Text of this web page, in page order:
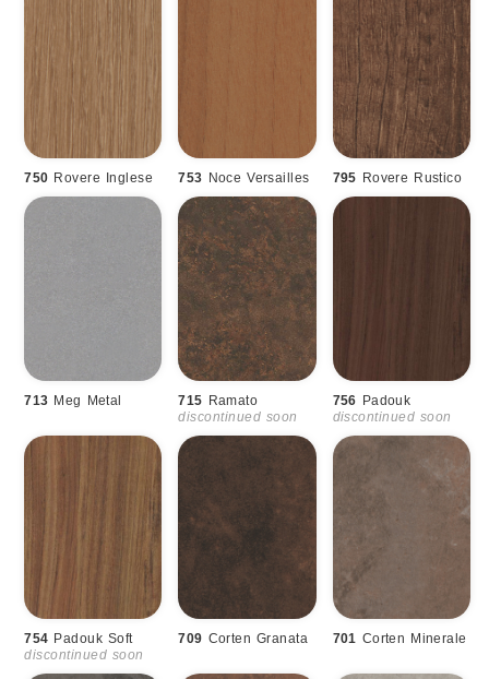
701 Corten Minerale
709 Corten Granata
750 Rovere Inglese 753 Noce Versailles 795 Rovere Rustico
713 Meg Metal 715 Ramato
discontinued soon
756 Padouk
discontinued soon
754 Padouk Soft
discontinued soon